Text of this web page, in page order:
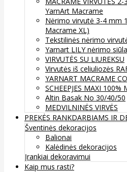
YarnArt Macrame
Nėrimo virvutė 3-4 mm
Macrame XL)
Tekstilinės nėrimo
Yarnart LILY nėrimo
VIRVUTĖS SU LIUREKSU
Virvutės iš celiuliozės
YARNART MACRAME
SCHEEPJES MAXI
Altin Basak No 30/40/50
MEDVILNINĖS VIRVĖS
PREKĖS RANKDARBIAMS IR
Šventinės dekoracijos
Balionai
Kalėdinės dekoracijos
Įrankiai dekoravimui
Kaip mus rasti?